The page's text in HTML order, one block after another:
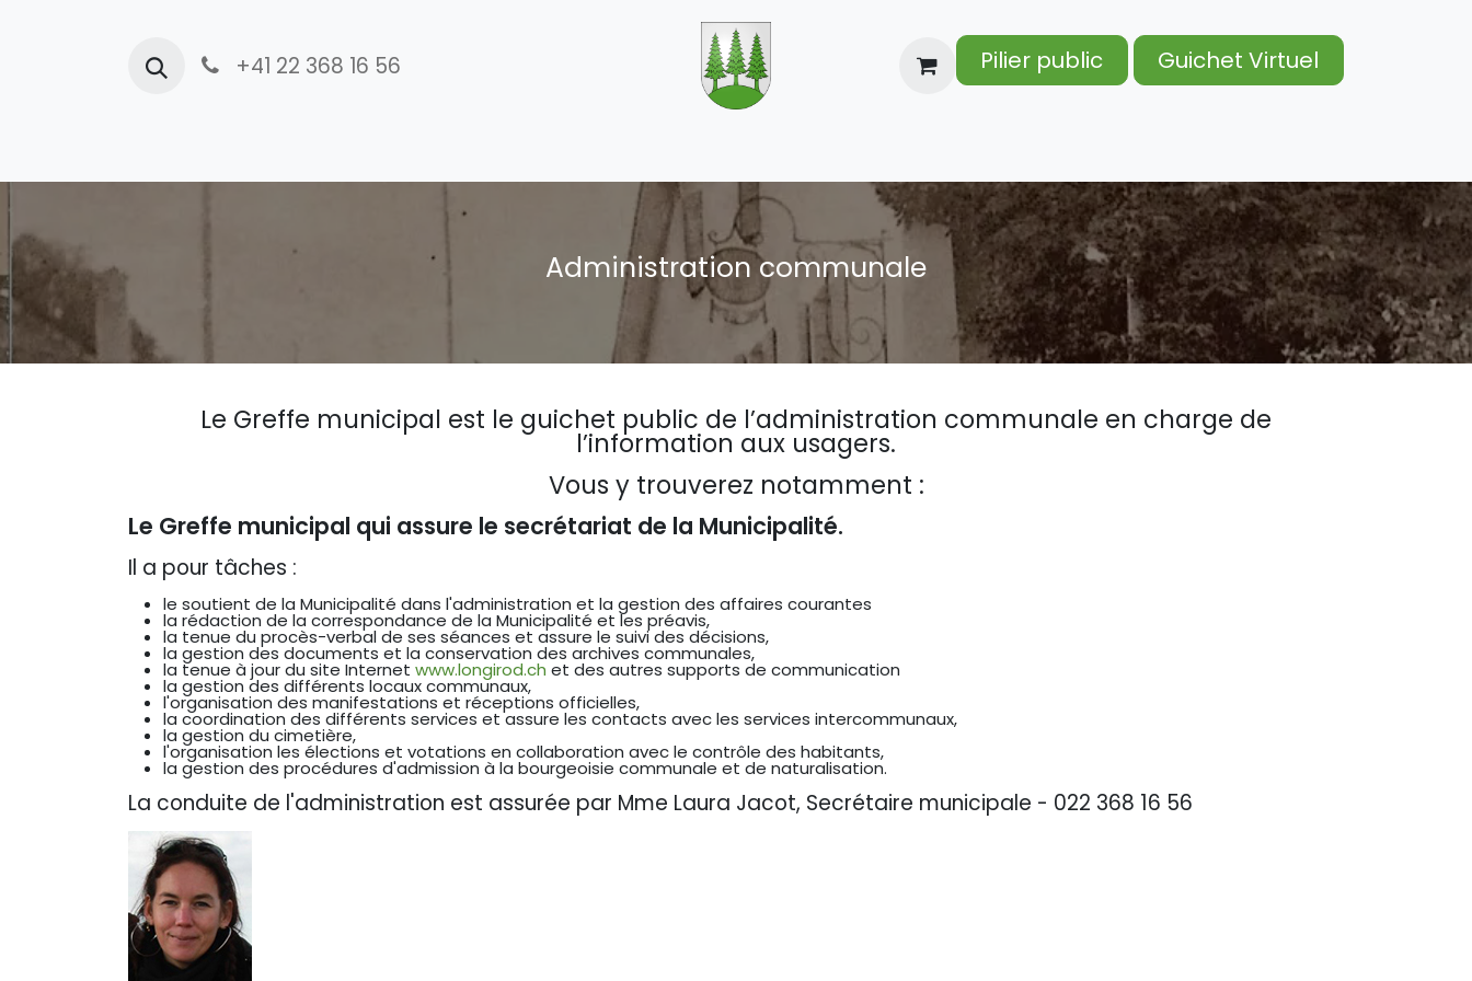
+41 22 368 16 56 Pilier public Guichet Virtuel
Administration communale
Le Greffe municipal est le guichet public de l’administration communale en charge de
l’information aux usagers.
Vous y trouverez notamment :
Le Greffe municipal qui assure le secrétariat de la Municipalité.
Il a pour tâches :
le soutient de la Municipalité dans l'administration et la gestion des affaires courantes
la rédaction de la correspondance de la Municipalité et les préavis,
la tenue du procès-verbal de ses séances et assure le suivi des décisions,
la gestion des documents et la conservation des archives communales,
la tenue à jour du site Internet www.longirod.ch et des autres supports de communication
la gestion des différents locaux communaux,
l'organisation des manifestations et réceptions officielles,
la coordination des différents services et assure les contacts avec les services intercommunaux,
la gestion du cimetière,
l'organisation les élections et votations en collaboration avec le contrôle des habitants,
la gestion des procédures d'admission à la bourgeoisie communale et de naturalisation.
La conduite de l'administration est assurée par Mme Laura Jacot, Secrétaire municipale - 022 368 16 56